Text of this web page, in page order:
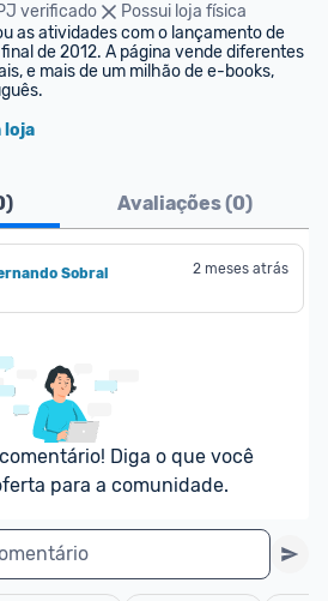
verificado
Possui loja física
as atividades com o lançamento de
de 2012. A página vende diferentes
e mais de um milhão de e-books,
loja
) Avaliações (0)
Sobral 2 meses atrás
Diga o que você
para a comunidade.